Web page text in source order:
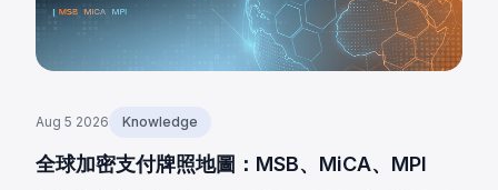
Aug 5 2026 Knowledge
全球加密支付牌照地圖：MSB、MiCA、MPI